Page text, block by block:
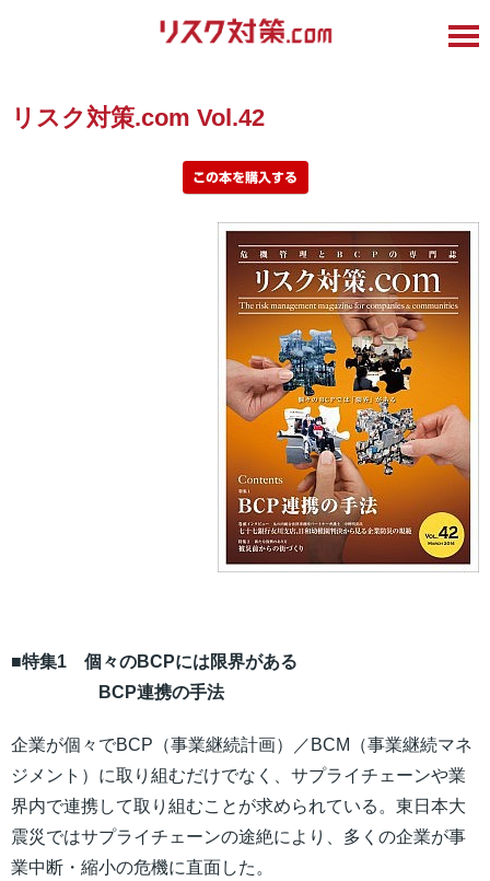
リスク対策.com Vol.42
■特集1 個々のBCPには限界がある
BCP連携の手法
企業が個々でBCP（事業継続計画）／BCM（事業継続マネ
ジメント）に取り組むだけでなく、サプライチェーンや業
界内で連携して取り組むことが求められている。東日本大
震災ではサプライチェーンの途絶により、多くの企業が事
業中断・縮小の危機に直面した。